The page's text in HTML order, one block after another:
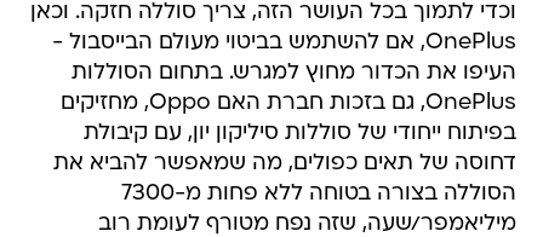
וכדי לתמוך בכל העושר הזה, צריך סוללה חזקה. וכאן
OnePlus, אם להשתמש בביטוי מעולם הבייסבול -
העיפו את הכדור מחוץ למגרש. בתחום הסוללות
OnePlus, גם בזכות חברת האם Oppo, מחזיקים
בפיתוח ייחודי של סוללות סיליקון יון, עם קיבולת
דחוסה של תאים כפולים, מה שמאפשר להביא את
הסוללה בצורה בטוחה ללא פחות מ-7300
מיליאמפר/שעה, שזה נפח מטורף לעומת רוב